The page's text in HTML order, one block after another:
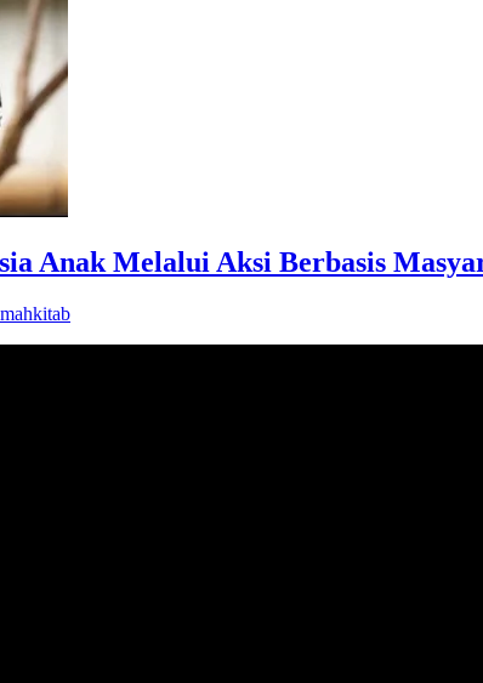
Anak Melalui Aksi Berbasis